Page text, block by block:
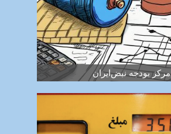
مرکز بودجه نبض‌ایران